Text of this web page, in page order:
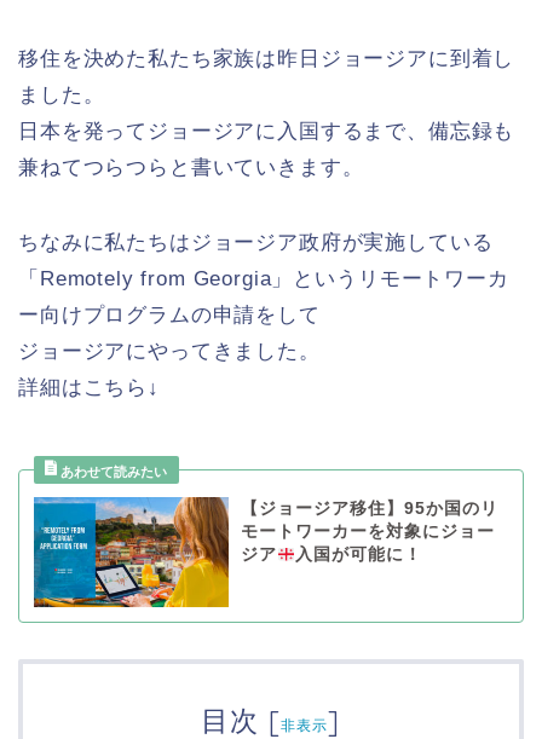
移住を決めた私たち家族は昨日ジョージアに到着し
ました。
日本を発ってジョージアに入国するまで、備忘録も
兼ねてつらつらと書いていきます。
ちなみに私たちはジョージア政府が実施している
「Remotely from Georgia」というリモートワーカ
ー向けプログラムの申請をして
ジョージアにやってきました。
詳細はこちら↓
【ジョージア移住】95か国のリ
モートワーカーを対象にジョー
ジア
入国が可能に！
目次 [非表示]